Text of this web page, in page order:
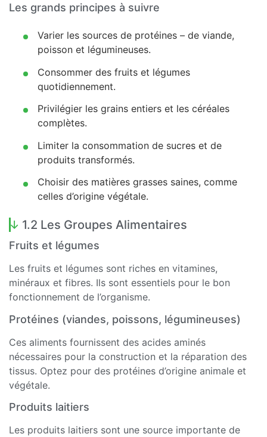
Les grands principes à suivre
Varier les sources de protéines – de viande,
poisson et légumineuses.
Consommer des fruits et légumes
quotidiennement.
Privilégier les grains entiers et les céréales
complètes.
Limiter la consommation de sucres et de
produits transformés.
Choisir des matières grasses saines, comme
celles d’origine végétale.
1.2 Les Groupes Alimentaires
Fruits et légumes
Les fruits et légumes sont riches en vitamines,
minéraux et fibres. Ils sont essentiels pour le bon
fonctionnement de l’organisme.
Protéines (viandes, poissons, légumineuses)
Ces aliments fournissent des acides aminés
nécessaires pour la construction et la réparation des
tissus. Optez pour des protéines d’origine animale et
végétale.
Produits laitiers
Les produits laitiers sont une source importante de